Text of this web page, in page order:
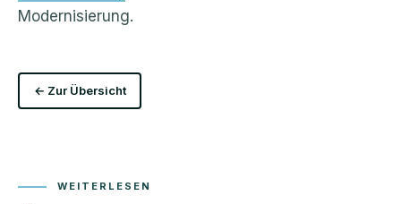
Modernisierung.
← Zur Übersicht
WEITERLESEN